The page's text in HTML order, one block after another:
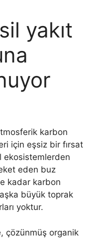
yakıt
karbon
için eşsiz bir fırsat
ekosistemlerden
eden buz
kadar karbon
büyük toprak
yoktur.
çözünmüş organik